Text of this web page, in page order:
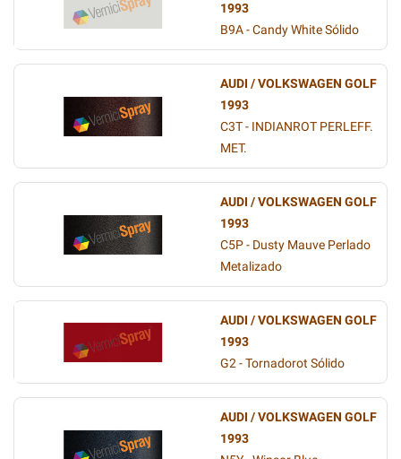
1993
B9A - Candy White Sólido
AUDI / VOLKSWAGEN GOLF
1993
C3T - INDIANROT PERLEFF.
MET.
AUDI / VOLKSWAGEN GOLF
1993
C5P - Dusty Mauve Perlado
Metalizado
AUDI / VOLKSWAGEN GOLF
1993
G2 - Tornadorot Sólido
AUDI / VOLKSWAGEN GOLF
1993